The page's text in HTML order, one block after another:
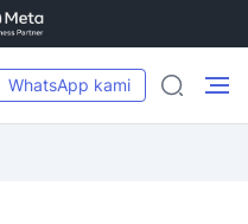
WhatsApp kami